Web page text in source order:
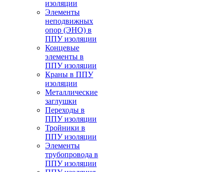
изоляции
Элементы
неподвижных
опор (ЭНО) в
ППУ изоляции
Концевые
элементы в
ППУ изоляции
Краны в ППУ
изоляции
Металлические
заглушки
Переходы в
ППУ изоляции
Тройники в
ППУ изоляции
Элементы
трубопровода в
ППУ изоляции